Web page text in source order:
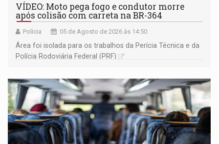
VÍDEO: Moto pega fogo e condutor morre
após colisão com carreta na BR-364
Polícia 05 de Agosto de 2026 às 14:50
Área foi isolada para os trabalhos da Perícia Técnica e da
Polícia Rodoviária Federal (PRF)